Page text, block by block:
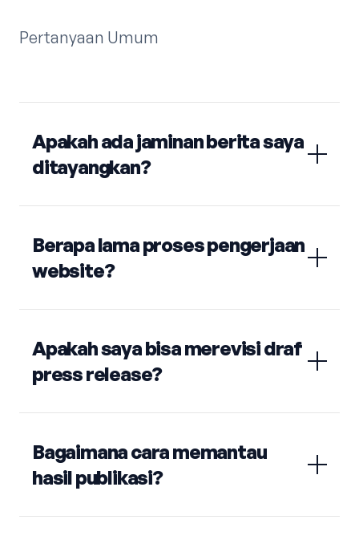
Pertanyaan Umum
Apakah ada jaminan berita saya
ditayangkan?
Berapa lama proses pengerjaan
website?
Apakah saya bisa merevisi draf
press release?
Bagaimana cara memantau
hasil publikasi?